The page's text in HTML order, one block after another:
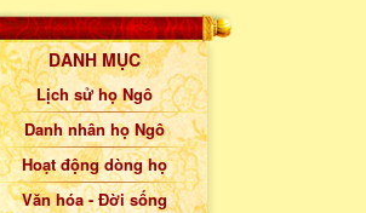
DANH MỤC
Lịch sử họ Ngô
Danh nhân họ Ngô
Hoạt động dòng họ
Văn hóa - Đời sống